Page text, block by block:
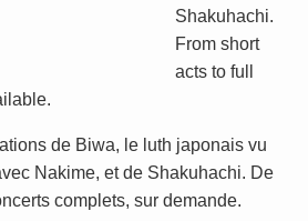
Shakuhachi.
From short
acts to full
de Biwa, le luth japonais vu
Nakime, et de Shakuhachi. De
complets, sur demande.